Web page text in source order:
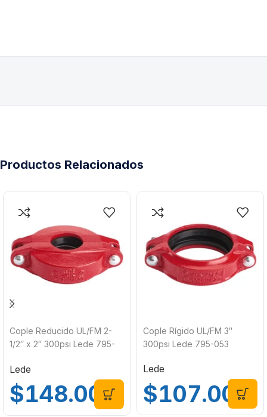
Productos Relacionados
Cople Reducido UL/FM 2-
1/2″ x 2″ 300psi Lede 795-
Lede
$148.00
Cople Rígido UL/FM 3″
300psi Lede 795-053
Lede
$107.00